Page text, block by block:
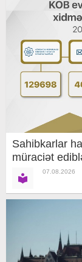
Sahibkarlar
müraciət
07.08.2026